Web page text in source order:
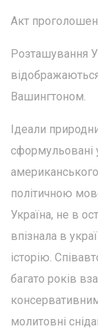
Акт
Розташування
Вашингтоном.
Ідеали
сформульовані
політичною
Україна, не в
впізнала в
історію.
багато років
молитовні